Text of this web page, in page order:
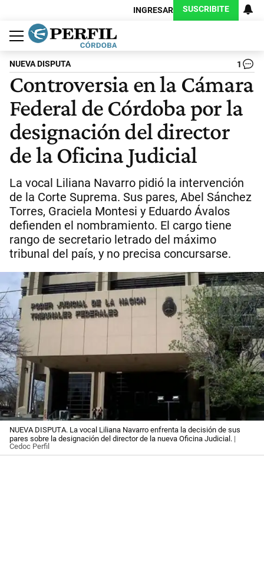
INGRESAR SUSCRIBITE
Política
Economía
Judiciales
Sociedad
Cultura
Espectáculos
Deportes
Protagonistas
NUEVA DISPUTA 1
Controversia en la Cámara
Federal de Córdoba por la
designación del director
de la Oficina Judicial
La vocal Liliana Navarro pidió la intervención
de la Corte Suprema. Sus pares, Abel Sánchez
Torres, Graciela Montesi y Eduardo Ávalos
defienden el nombramiento. El cargo tiene
rango de secretario letrado del máximo
tribunal del país, y no precisa concursarse.
NUEVA DISPUTA. La vocal Liliana Navarro enfrenta la decisión de sus
pares sobre la designación del director de la nueva Oficina Judicial. |
Cedoc Perfil